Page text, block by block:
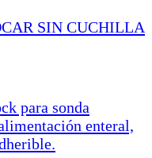
SIN CUCHILLA
para sonda
enteral,